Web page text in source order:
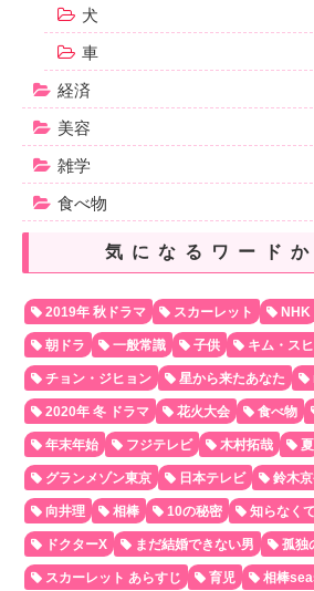
犬
車
経済
美容
雑学
食べ物
気になるワード
2019年 秋ドラマ スカーレット NHK
朝ドラ 一般常識 子供 キム・ス
チョン・ジヒョン 星から来たあなた
2020年 冬 ドラマ 花火大会 食べ物
年末年始 フジテレビ 木村拓哉 夏
グランメゾン東京 日本テレビ 鈴木
向井理 相棒 10の秘密 知らなく
ドクターX まだ結婚できない男 孤独
スカーレット あらすじ 育児 相棒